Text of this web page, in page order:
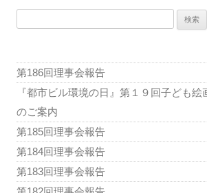
ゲ
ー
ョ
ン
第186回理事会報告
『都市ビル環境の日』第１９回子ども
のご案内
第185回理事会報告
第184回理事会報告
第183回理事会報告